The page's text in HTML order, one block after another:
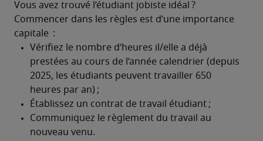
Vous avez trouvé l’étudiant jobiste idéal ?
Commencer dans les règles est d’une importance
capitale  :